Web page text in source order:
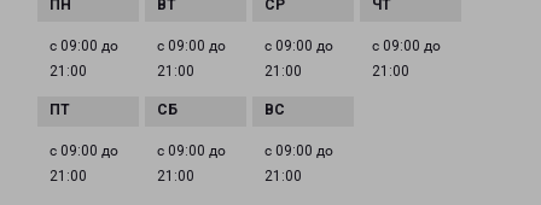
с 09:00 до
21:00
с 09:00 до
21:00
с 09:00 до
21:00
с 09:00 до
21:00
с 09:00 до
21:00
с 09:00 до
21:00
с 09:00 до
21:00